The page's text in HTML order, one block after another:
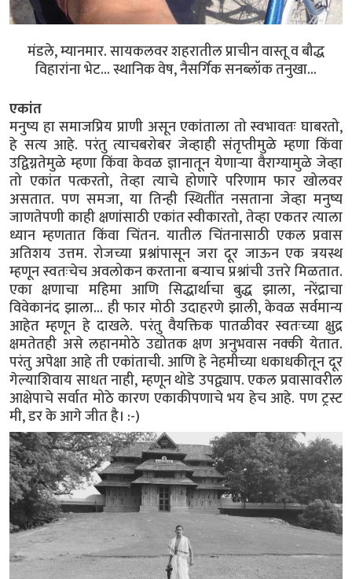
मंडले, म्यानमार. सायकलवर शहरातील प्राचीन वास्तू व बौद्ध
विहारांना भेट... स्थानिक वेष, नैसर्गिक सनब्लॉक तनुखा...
एकांत
मनुष्य हा समाजप्रिय प्राणी असून एकांताला तो स्वभावतः घाबरतो,
हे सत्य आहे. परंतु त्याचबरोबर जेव्हाही संतृप्तीमुळे म्हणा किंवा
उद्विग्नतेमुळे म्हणा किंवा केवळ ज्ञानातून येणाऱ्या वैराग्यामुळे जेव्हा
तो एकांत पत्करतो, तेव्हा त्याचे होणारे परिणाम फार खोलवर
असतात. पण समजा, या तिन्ही स्थितींत नसताना जेव्हा मनुष्य
जाणतेपणी काही क्षणांसाठी एकांत स्वीकारतो, तेव्हा एकतर त्याला
ध्यान म्हणतात किंवा चिंतन. यातील चिंतनासाठी एकल प्रवास
अतिशय उत्तम. रोजच्या प्रश्नांपासून जरा दूर जाऊन एक त्रयस्थ
म्हणून स्वतःचेच अवलोकन करताना बऱ्याच प्रश्नांची उत्तरे मिळतात.
एका क्षणाचा महिमा आणि सिद्धार्थाचा बुद्ध झाला, नरेंद्राचा
विवेकानंद झाला... ही फार मोठी उदाहरणे झाली, केवळ सर्वमान्य
आहेत म्हणून हे दाखले. परंतु वैयक्तिक पातळीवर स्वतःच्या क्षुद्र
क्षमतेतही असे लहानमोठे उद्योतक क्षण अनुभवास नक्की येतात.
परंतु अपेक्षा आहे ती एकांताची. आणि हे नेहमीच्या धकाधकीतून दूर
गेल्याशिवाय साधत नाही, म्हणून थोडे उपद्व्याप. एकल प्रवासावरील
आक्षेपाचे सर्वात मोठे कारण एकाकीपणाचे भय हेच आहे. पण ट्रस्ट
मी, डर के आगे जीत है। :-)